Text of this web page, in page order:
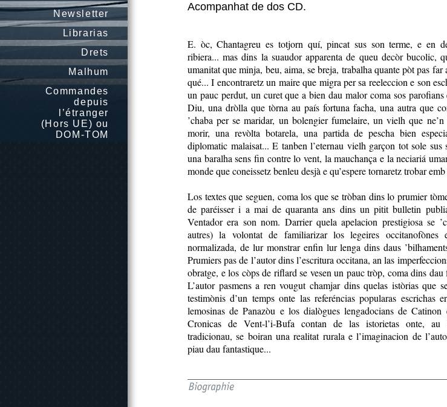
Newsletter
Librarias
Drets
Malhum
Commandes
depuis
l’étranger
(Hors UE) ou
DOM-TOM
Acompanhat de dos CD.
E. òc, Chantagreu es totjorn quí, pincat sus son terme, e en
ribiera... mas dins la suaudor apparenta de queu decòr bucolic,
umanitat que minja, beu, aima, se breja, trabalha quante pòt pas far
qué... I encontraretz un maire que migra per sa reeleccion e son
un pauc perdut, un curet que a bien dau malor coma sos
Diu, una dròlla que tòrna au país fortuna facha, una autra que
’chaba per se maridar, un bolengier fumelaire, un vielh que ne’n
morir, una revòlta botarela, una partida de pescha bien
diplomatic malaisat... E tanben l’eternau vielh garçon tot sole sus
una baralha sens fin contre lo vent, la mauchança e la neciariá
monde que coneissetz benleu desjà e qu’espere tornaretz trobar emb
Los textes que seguen, coma los que se tròban dins lo prumier
de paréisser i a mai de quaranta ans dins un pitit bulletin
Ventador era son nom. Darrier quela apelacion prestigiosa se
autres) la volontat de familiarizar los legeires occitanofònes
normalizada, de lur monstrar enfin lur lenga dins daus
Prumiers pas de l’autor dins l’escritura occitana, an las
obratge, e los còps de riflard se vesen un pauc tròp, coma dins dau
L’autor pasmens a ren vougut chamjar dins quelas istòrias que
testimònis d’un temps onte las referéncias popularas escrichas
lemosinas de Panazòu e los dialògues lengadocians de
Cronicas de Vent-l’i-Bufa contan de las istorietas onte, au
tradicionau, se boiran una realitat rurala e l’imaginacion de
piau dau fantastique...